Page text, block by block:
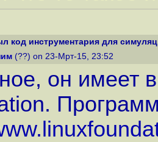
код инструментария для
(??) on 23-Мрт-15, 23:52
он имеет